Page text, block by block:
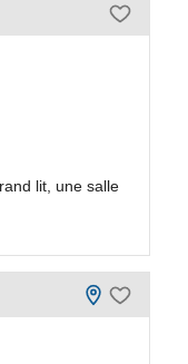
lit, une salle